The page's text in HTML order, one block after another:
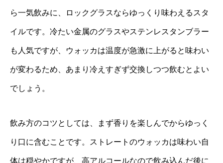
ら一気飲みに、ロックグラスならゆっくり味わえるスタ
イルです。冷たい金属のグラスやステンレスタンブラー
も人気ですが、ウォッカは温度が急激に上がると味わい
が変わるため、あまり冷えすぎず交換しつつ飲むとよい
でしょう。
飲み方のコツとしては、まず香りを楽しんでからゆっく
り口に含むことです。ストレートのウォッカは味わい自
体は穏やかですが、高アルコールなので飲み込んだ後に